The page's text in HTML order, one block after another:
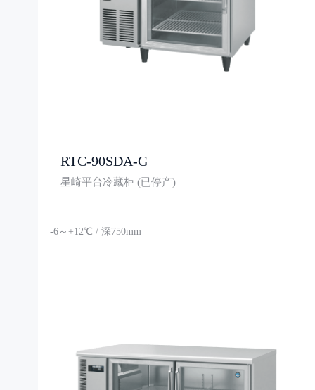
RTC-90SDA-G
星崎平台冷藏柜 (已停产)
-6～+12℃ / 深750mm